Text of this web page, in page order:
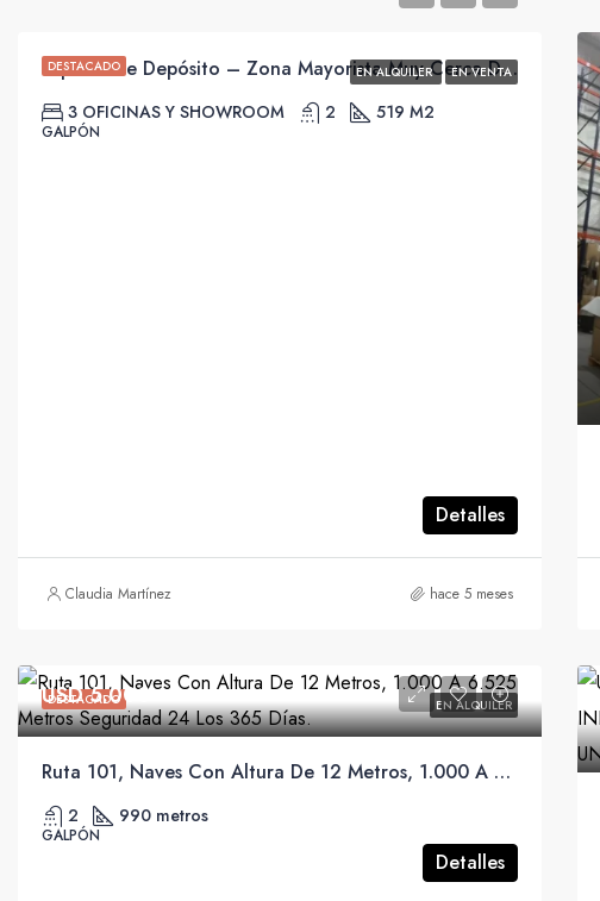
DESTACADO EN ALQUILER EN VENTAImportante Depósito – Zona Mayorista Muy Cerca De Hocquart.
3 OFICINAS Y SHOWROOM 2 519 M2
GALPÓN
Detalles
Claudia Martínez hace 5 meses
DESTACADO EN ALQUILER
USD 5.000
Ruta 101, Naves Con Altura De 12 Metros, 1.000 A 6.525 Metros Seguridad 24 Los 365 Días.
2 990 metros
GALPÓN
Detalles